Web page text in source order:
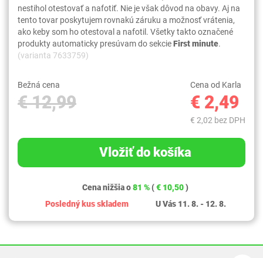
nestihol otestovať a nafotiť. Nie je však dôvod na obavy. Aj na
tento tovar poskytujem rovnakú záruku a možnosť vrátenia,
ako keby som ho otestoval a nafotil. Všetky takto označené
produkty automaticky presúvam do sekcieFirst minute.
(varianta 7633759)
Bežná cena
€ 12,99
Cena od Karla
€ 2,49
€ 2,02 bez DPH
Vložiť do košíka
Cena nižšia o81 % (€ 10,50)
Posledný kus skladem
U Vás 11. 8. - 12. 8.